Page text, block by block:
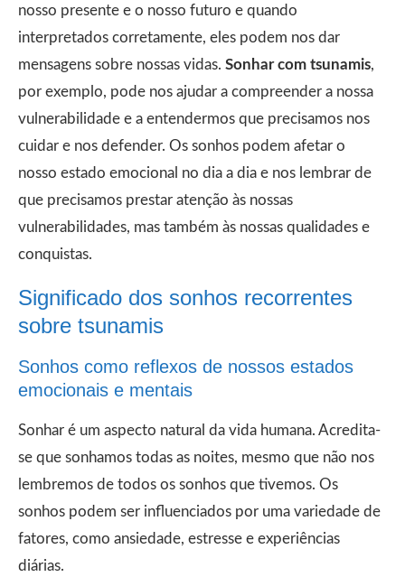
nosso presente e o nosso futuro e quando
interpretados corretamente, eles podem nos dar
mensagens sobre nossas vidas. Sonhar com tsunamis,
por exemplo, pode nos ajudar a compreender a nossa
vulnerabilidade e a entendermos que precisamos nos
cuidar e nos defender. Os sonhos podem afetar o
nosso estado emocional no dia a dia e nos lembrar de
que precisamos prestar atenção às nossas
vulnerabilidades, mas também às nossas qualidades e
conquistas.
Significado dos sonhos recorrentes
sobre tsunamis
Sonhos como reflexos de nossos estados
emocionais e mentais
Sonhar é um aspecto natural da vida humana. Acredita-
se que sonhamos todas as noites, mesmo que não nos
lembremos de todos os sonhos que tivemos. Os
sonhos podem ser influenciados por uma variedade de
fatores, como ansiedade, estresse e experiências
diárias.